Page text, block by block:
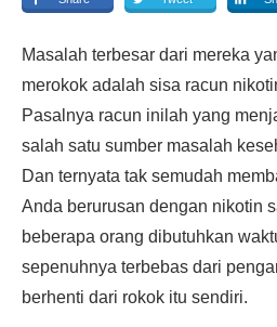
Masalah terbesar dari mereka
merokok adalah sisa racun
Pasalnya racun inilah yang
salah satu sumber masalah
Dan ternyata tak semudah
Anda berurusan dengan nikotin
beberapa orang dibutuhkan
sepenuhnya terbebas dari
berhenti dari rokok itu sendiri.